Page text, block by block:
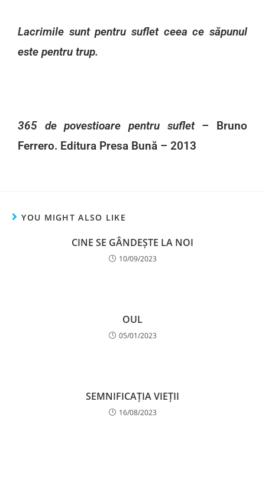
Lacrimile sunt pentru suflet ceea ce săpunul
este pentru trup.
365 de povestioare pentru suflet – Bruno
Ferrero. Editura Presa Bună – 2013
YOU MIGHT ALSO LIKE
CINE SE GÂNDEȘTE LA NOI
10/09/2023
OUL
05/01/2023
SEMNIFICAȚIA VIEȚII
16/08/2023